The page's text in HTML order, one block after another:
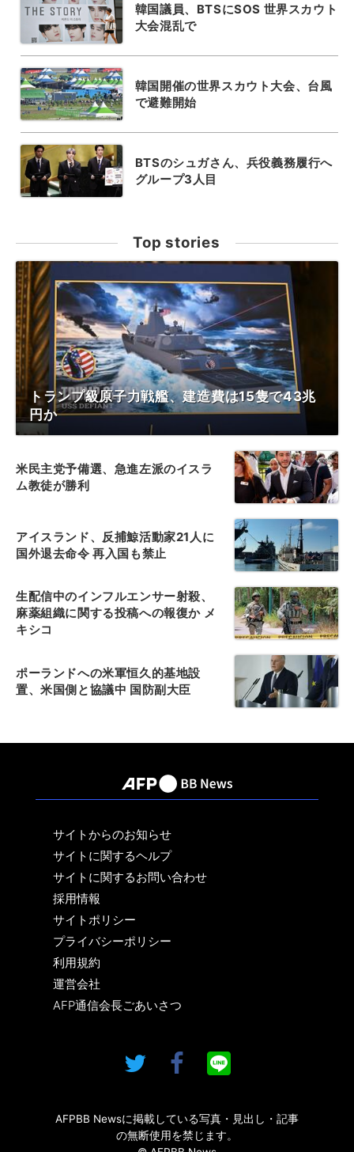
韓国議員、BTSにSOS 世界スカウト
大会混乱で
韓国開催の世界スカウト大会、台風
で避難開始
BTSのシュガさん、兵役義務履行へ
グループ3人目
Top stories
トランプ級原子力戦艦、建造費は15隻で43兆
円か
米民主党予備選、急進左派のイスラ
ム教徒が勝利
アイスランド、反捕鯨活動家21人に
国外退去命令 再入国も禁止
生配信中のインフルエンサー射殺、
麻薬組織に関する投稿への報復か メ
キシコ
ポーランドへの米軍恒久的基地設
置、米国側と協議中 国防副大臣
サイトからのお知らせ
サイトに関するヘルプ
サイトに関するお問い合わせ
採用情報
サイトポリシー
プライバシーポリシー
利用規約
運営会社
AFP通信会長ごあいさつ
AFPBB Newsに掲載している写真・見出し・記事
の無断使用を禁じます。